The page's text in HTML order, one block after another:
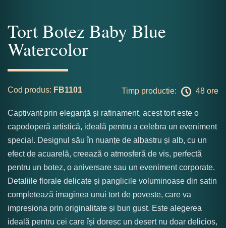
Tort Botez Baby Blue
Watercolor
Cod produs: FB1101 Timp productie: 48 ore
Captivant prin eleganță și rafinament, acest tort este o
capodoperă artistică, ideală pentru a celebra un eveniment
special. Designul său în nuanțe de albastru și alb, cu un
efect de acuarelă, creează o atmosferă de vis, perfectă
pentru un botez, o aniversare sau un eveniment corporate.
Detaliile florale delicate și panglicile voluminoase din satin
completează imaginea unui tort de poveste, care va
impresiona prin originalitate și bun gust. Este alegerea
ideală pentru cei care își doresc un desert nu doar delicios,